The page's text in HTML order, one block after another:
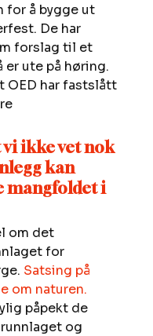
for å bygge ut
De har
forslag til et
ute på høring.
OED har fastslått
vi ikke vet nok
kan
mangfoldet i
om det
for
Satsing på
om naturen.
påpekt de
og